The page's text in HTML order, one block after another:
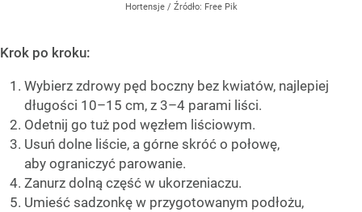
Hortensje / Źródło: Free Pik
Krok po kroku:
Wybierz zdrowy pęd boczny bez kwiatów, najlepiej
długości 10–15 cm, z 3–4 parami liści.
Odetnij go tuż pod węzłem liściowym.
Usuń dolne liście, a górne skróć o połowę,
aby ograniczyć parowanie.
Zanurz dolną część w ukorzeniaczu.
Umieść sadzonkę w przygotowanym podłożu,